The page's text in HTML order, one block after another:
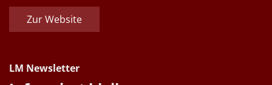
Zur Website
LM Newsletter